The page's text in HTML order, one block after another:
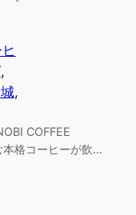
COFFEE
本格コーヒーが飲…